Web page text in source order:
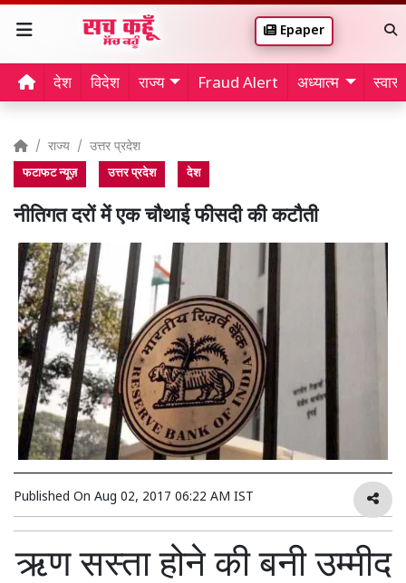
Epaper
देश विदेश राज्य Fraud Alert अध्यात्म
राज्य उत्तर प्रदेश
फटाफट न्यूज़ उत्तर प्रदेश देश
नीतिगत दरों में एक चौथाई फीसदी की कटौती
Published On Aug 02, 2017 06:22 AM IST
ऋण सस्ता होने की बनी उम्मीद